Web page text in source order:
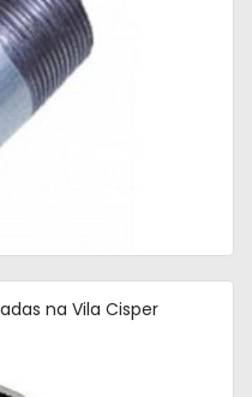
na Vila Cisper